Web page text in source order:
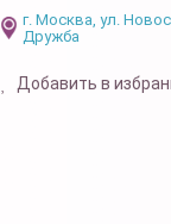
г. Москва, ул.
Дружба
Добавить в